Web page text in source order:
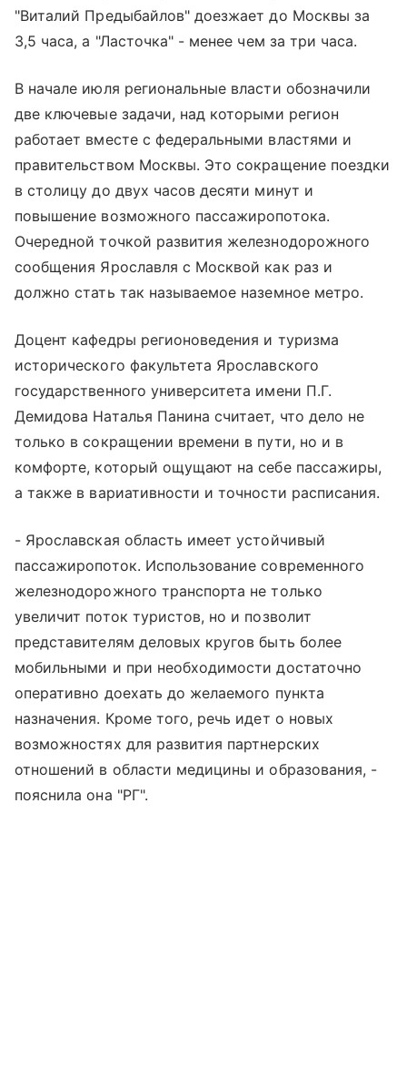
"Виталий Предыбайлов" доезжает до Москвы за
3,5 часа, а "Ласточка" - менее чем за три часа.
В начале июля региональные власти обозначили
две ключевые задачи, над которыми регион
работает вместе с федеральными властями и
правительством Москвы. Это сокращение поездки
в столицу до двух часов десяти минут и
повышение возможного пассажиропотока.
Очередной точкой развития железнодорожного
сообщения Ярославля с Москвой как раз и
должно стать так называемое наземное метро.
Доцент кафедры регионоведения и туризма
исторического факультета Ярославского
государственного университета имени П.Г.
Демидова Наталья Панина считает, что дело не
только в сокращении времени в пути, но и в
комфорте, который ощущают на себе пассажиры,
а также в вариативности и точности расписания.
- Ярославская область имеет устойчивый
пассажиропоток. Использование современного
железнодорожного транспорта не только
увеличит поток туристов, но и позволит
представителям деловых кругов быть более
мобильными и при необходимости достаточно
оперативно доехать до желаемого пункта
назначения. Кроме того, речь идет о новых
возможностях для развития партнерских
отношений в области медицины и образования, -
пояснила она "РГ".